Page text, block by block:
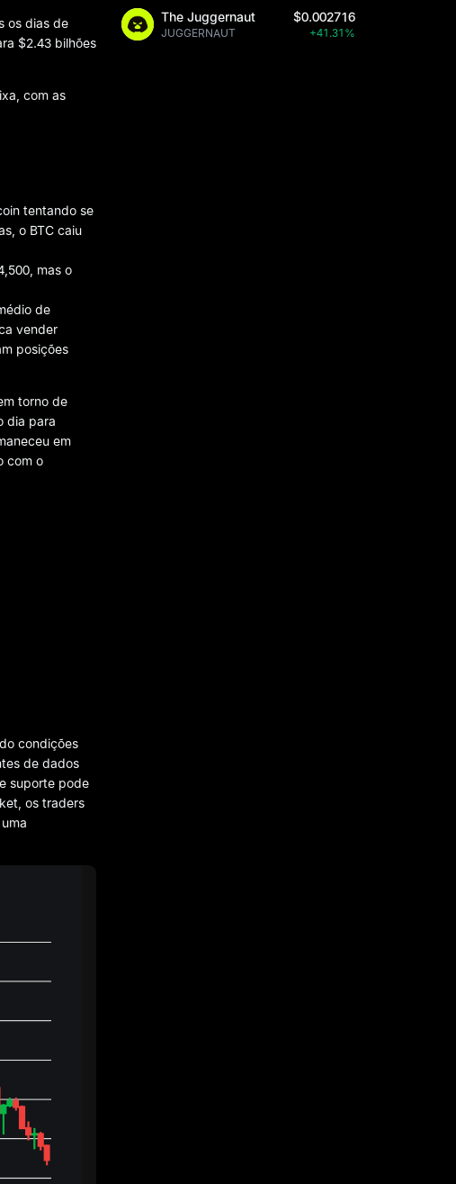
os dias de
$2.43 bilhões
com as
tentando se
o BTC caiu
mas o
de
vender
posições
torno de
dia para
em
com o
condições
de dados
suporte pode
os traders
The Juggernaut
JUGGERNAUT
$0.002716
+41.31%